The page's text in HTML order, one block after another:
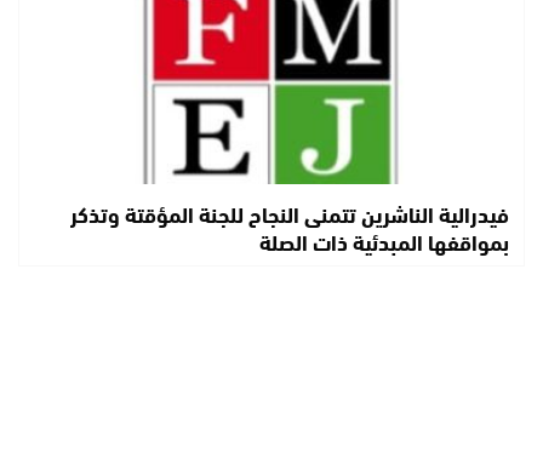
فيدرالية الناشرين تتمنى النجاح للجنة المؤقتة وتذكر
بمواقفها المبدئية ذات الصلة